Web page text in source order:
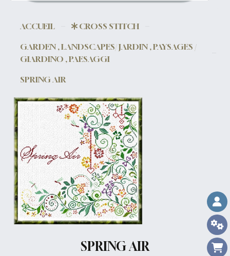
ACCUEIL
CROSS STITCH
GARDEN , LANDSCAPES/ JARDIN , PAYSAGES /
GIARDINO , PAESAGGI
SPRING AIR
SPRING AIR